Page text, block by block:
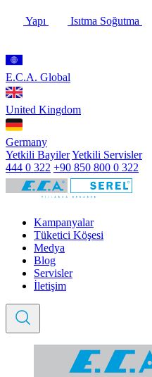
Yapı Isıtma Soğutma
E.C.A. Global
United Kingdom
Germany
Yetkili BayilerYetkili Servisler
444 0 322 +90 850 800 0 322
Kampanyalar
Tüketici Köşesi
Medya
Blog
Servisler
İletişim